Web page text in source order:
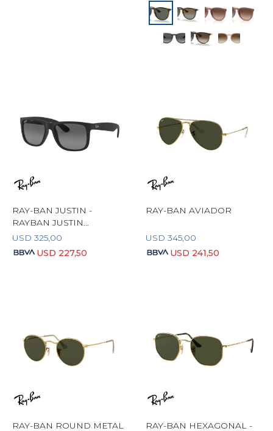
RAY-BAN JUSTIN -
RAYBAN JUSTIN
POLARIZADO
USD 325,00
USD 227,50
RAY-BAN AVIADOR
USD 345,00
USD 241,50
RAY-BAN ROUND METAL
RAY-BAN HEXAGONAL -